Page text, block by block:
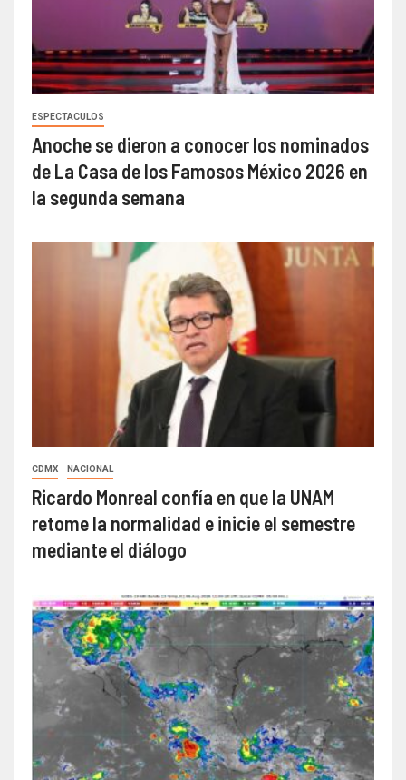
ESPECTACULOS
Anoche se dieron a conocer los nominados
de La Casa de los Famosos México 2026 en
la segunda semana
CDMX NACIONAL
Ricardo Monreal confía en que la UNAM
retome la normalidad e inicie el semestre
mediante el diálogo